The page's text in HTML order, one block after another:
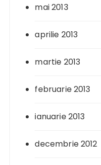
mai 2013
aprilie 2013
martie 2013
februarie 2013
ianuarie 2013
decembrie 2012